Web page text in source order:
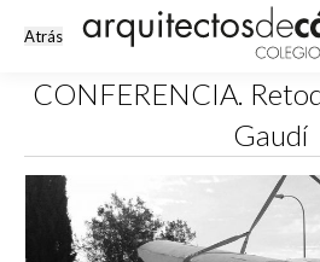
CONFERENCIA.
Gaudí